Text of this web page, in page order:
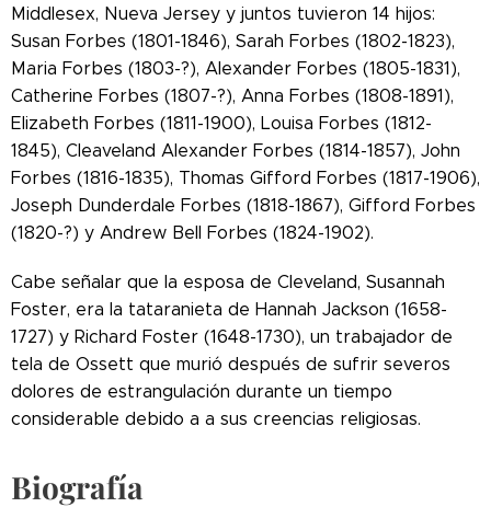
Middlesex, Nueva Jersey y juntos tuvieron 14 hijos:
Susan Forbes (1801-1846), Sarah Forbes (1802-1823),
Maria Forbes (1803-?), Alexander Forbes (1805-1831),
Catherine Forbes (1807-?), Anna Forbes (1808-1891),
Elizabeth Forbes (1811-1900), Louisa Forbes (1812-
1845), Cleaveland Alexander Forbes (1814-1857), John
Forbes (1816-1835), Thomas Gifford Forbes (1817-1906),
Joseph Dunderdale Forbes (1818-1867), Gifford Forbes
(1820-?) y Andrew Bell Forbes (1824-1902).
Cabe señalar que la esposa de Cleveland, Susannah
Foster, era la tataranieta de Hannah Jackson (1658-
1727) y Richard Foster (1648-1730), un trabajador de
tela de Ossett que murió después de sufrir severos
dolores de estrangulación durante un tiempo
considerable debido a a sus creencias religiosas.
Biografía